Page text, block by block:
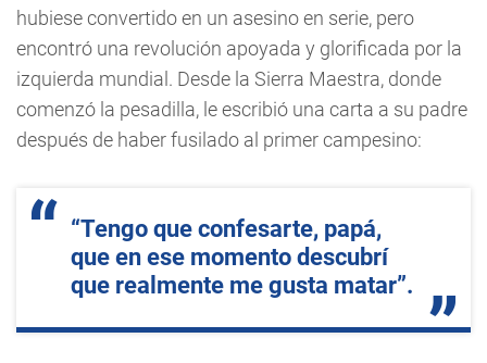
hubiese convertido en un asesino en serie, pero
encontró una revolución apoyada y glorificada por la
izquierda mundial. Desde la Sierra Maestra, donde
comenzó la pesadilla, le escribió una carta a su padre
después de haber fusilado al primer campesino:
“Tengo que confesarte, papá,
que en ese momento descubrí
que realmente me gusta matar”.